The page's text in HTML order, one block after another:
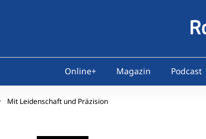
Online+ Magazin Podcast
Mit Leidenschaft und Präzision